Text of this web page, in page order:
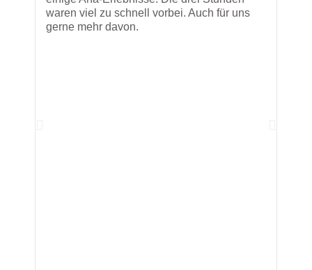
waren viel zu schnell vorbei. Auch für uns
gerne mehr davon.